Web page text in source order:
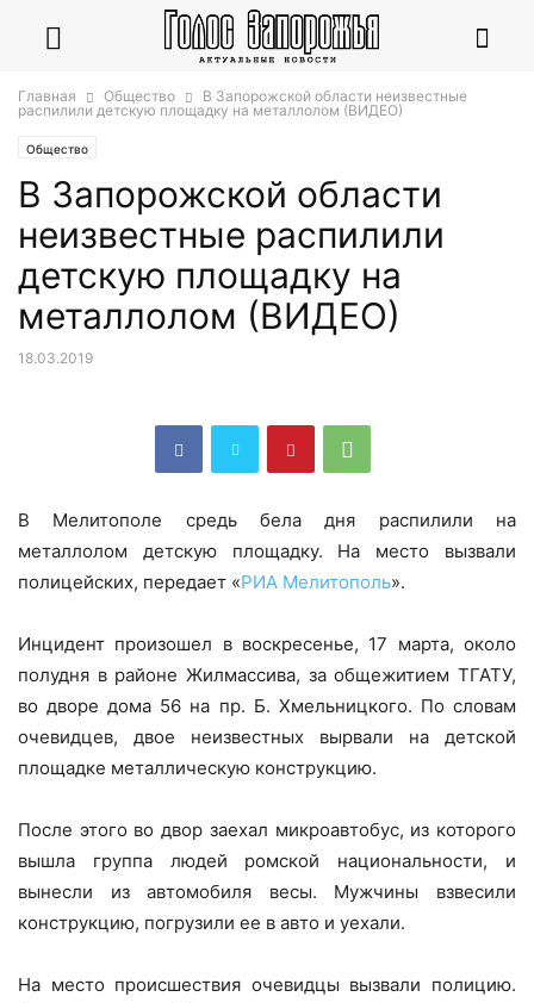
Главная Общество
В Запорожской области неизвестные
распилили детскую площадку на металлолом (ВИДЕО)
Общество
В Запорожской области
неизвестные распилили
детскую площадку на
металлолом (ВИДЕО)
18.03.2019
В Мелитополе средь бела дня распилили на
металлолом детскую площадку. На место вызвали
полицейских, передает «РИА Мелитополь».
Инцидент произошел в воскресенье, 17 марта, около
полудня в районе Жилмассива, за общежитием ТГАТУ,
во дворе дома 56 на пр. Б. Хмельницкого. По словам
очевидцев, двое неизвестных вырвали на детской
площадке металлическую конструкцию.
После этого во двор заехал микроавтобус, из которого
вышла группа людей ромской национальности, и
вынесли из автомобиля весы. Мужчины взвесили
конструкцию, погрузили ее в авто и уехали.
На место происшествия очевидцы вызвали полицию.